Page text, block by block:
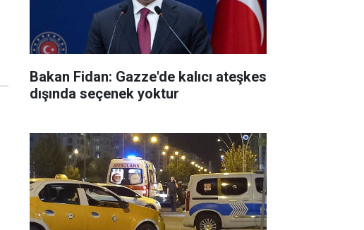
Bakan Fidan: Gazze'de kalıcı ateşkes
dışında seçenek yoktur